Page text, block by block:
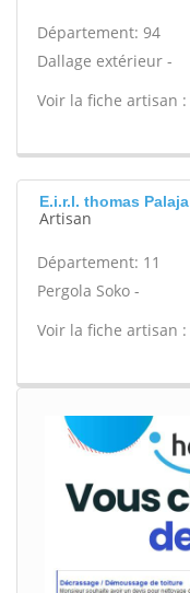
Département: 94
Dallage extérieur -
Voir la fiche artisan :
E.i.r.l. thomas Palaja
Artisan
Département: 11
Pergola Soko -
Voir la fiche artisan :